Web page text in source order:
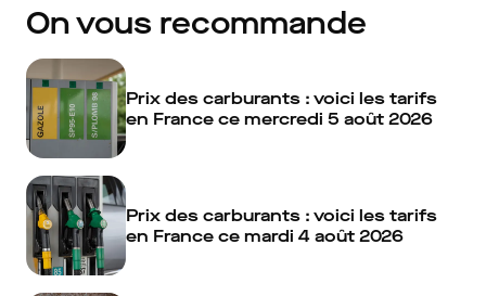
On vous recommande
Prix des carburants : voici les tarifs
en France ce mercredi 5 août 2026
Prix des carburants : voici les tarifs
en France ce mardi 4 août 2026